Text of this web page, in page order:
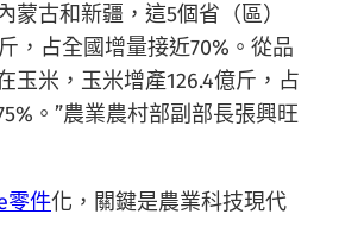
蒙古和新疆，這5個省（區）
，占全國增量接近70%。從品
玉米，玉米增產126.4億斤，占
。”農業農村部副部長張興旺
零件化，關鍵是農業科技現代